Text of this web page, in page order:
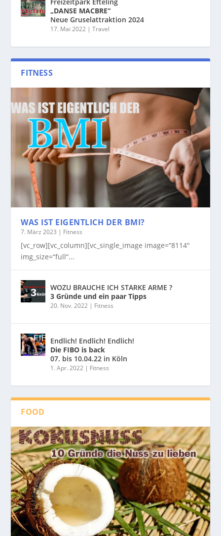
„DANSE MACBRE“
Neue Gruselattraktion 2024
17. Mai 2022 |Travel
FITNESS
WAS IST EIGENTLICH DER BMI?
7. März 2023 | Fitness
[vc_row][vc_column][vc_single_image image=“8114″
img_size=“full“...
WOZU BRAUCHE ICH STARKE ARME ?
3 Gründe und ein paar Tipps
20. Nov. 2022 | Fitness
Endlich! Endlich! Endlich!
Die FIBO is back
07. bis 10.04.22 in Köln
1. Apr. 2022 | Fitness
FOOD